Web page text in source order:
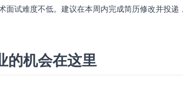
面试难度不低。建议在本周内完成简历修改并投递
的机会在这里